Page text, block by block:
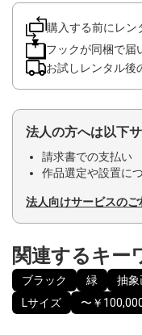
購入する前にレン
フックが同梱で届
お試しレンタル後
法人の方へは以下
請求書での支払い
作品選定や設置に
法人向けサービスのご
関連するキー
ブラック 緑 抽象
Lサイズ
〜￥